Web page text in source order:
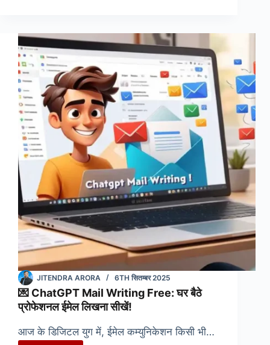
जो
टेक्स्ट
को
बदलें
वीडियो
में
(Best
Generator
Video
App
in
Hindi)
JITENDRA ARORA 6TH सितम्बर 2025
💌 ChatGPT Mail Writing Free: घर बैठे
प्रोफेशनल ईमेल लिखना सीखें!
आज के डिजिटल युग में, ईमेल कम्युनिकेशन किसी भी…